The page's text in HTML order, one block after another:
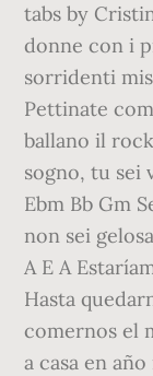
tabs by
donne con i
sorridenti
Pettinate
ballano il
sogno, tu sei
Ebm Bb Gm
non sei
A E A
Hasta
comernos el
a casa en